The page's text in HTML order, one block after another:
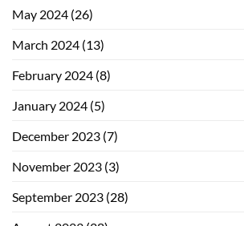
May 2024 (26)
March 2024 (13)
February 2024 (8)
January 2024 (5)
December 2023 (7)
November 2023 (3)
September 2023 (28)